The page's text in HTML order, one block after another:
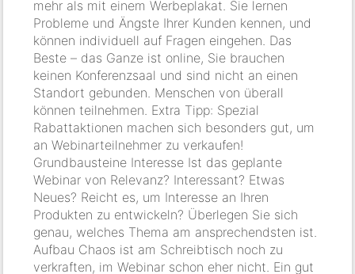
mehr als mit einem Werbeplakat. Sie lernen
Probleme und Ängste Ihrer Kunden kennen, und
können individuell auf Fragen eingehen. Das
Beste – das Ganze ist online, Sie brauchen
keinen Konferenzsaal und sind nicht an einen
Standort gebunden. Menschen von überall
können teilnehmen. Extra Tipp: Spezial
Rabattaktionen machen sich besonders gut, um
an Webinarteilnehmer zu verkaufen!
Grundbausteine Interesse Ist das geplante
Webinar von Relevanz? Interessant? Etwas
Neues? Reicht es, um Interesse an Ihren
Produkten zu entwickeln? Überlegen Sie sich
genau, welches Thema am ansprechendsten ist.
Aufbau Chaos ist am Schreibtisch noch zu
verkraften, im Webinar schon eher nicht. Ein gut